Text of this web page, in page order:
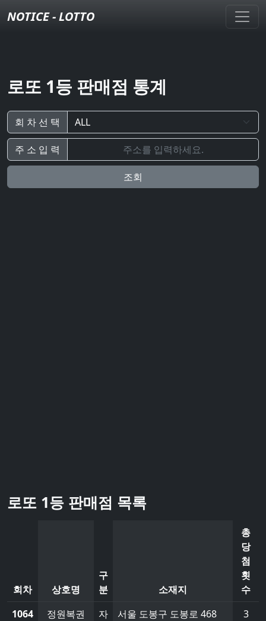
NOTICE - LOTTO
로또 1등 판매점 통계
회 차 선 택
주 소 입 력
조회
로또 1등 판매점 목록
회차 상호명
구
분
소재지
총
당
첨
횟
수
1064
정원복권
자
서울 도봉구 도봉로 468
3